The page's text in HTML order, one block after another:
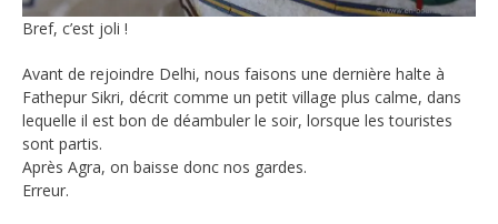
Bref, c’est joli !
Avant de rejoindre Delhi, nous faisons une dernière halte à
Fathepur Sikri, décrit comme un petit village plus calme, dans
lequelle il est bon de déambuler le soir, lorsque les touristes
sont partis.
Après Agra, on baisse donc nos gardes.
Erreur.